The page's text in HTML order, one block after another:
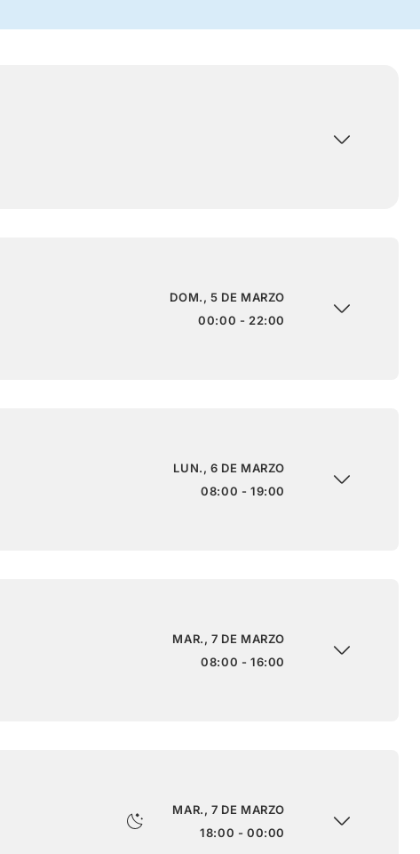
DOM., 5 DE MARZO
00:00 - 22:00
LUN., 6 DE MARZO
08:00 - 19:00
MAR., 7 DE MARZO
08:00 - 16:00
MAR., 7 DE MARZO
18:00 - 00:00